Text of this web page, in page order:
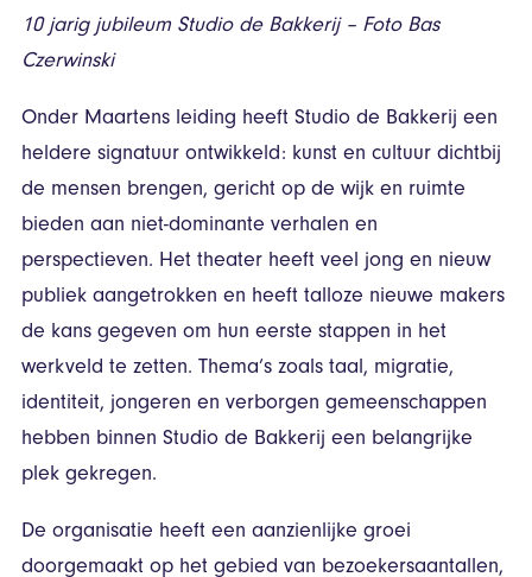
10 jarig jubileum Studio de Bakkerij – Foto Bas
Czerwinski
Onder Maartens leiding heeft Studio de Bakkerij een
heldere signatuur ontwikkeld: kunst en cultuur dichtbij
de mensen brengen, gericht op de wijk en ruimte
bieden aan niet-dominante verhalen en
perspectieven. Het theater heeft veel jong en nieuw
publiek aangetrokken en heeft talloze nieuwe makers
de kans gegeven om hun eerste stappen in het
werkveld te zetten. Thema’s zoals taal, migratie,
identiteit, jongeren en verborgen gemeenschappen
hebben binnen Studio de Bakkerij een belangrijke
plek gekregen.
De organisatie heeft een aanzienlijke groei
doorgemaakt op het gebied van bezoekersaantallen,